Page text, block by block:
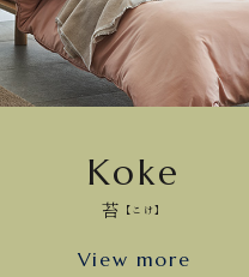
Koke
苔 【こけ】
View more